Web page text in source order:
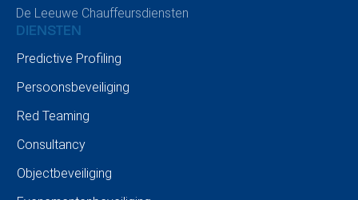
BLOGARTIKEL
for Securo)
De Leeuwe Chauffeursdiensten
DIENSTEN
Predictive Profiling
Persoonsbeveiliging
Red Teaming
Consultancy
Objectbeveiliging